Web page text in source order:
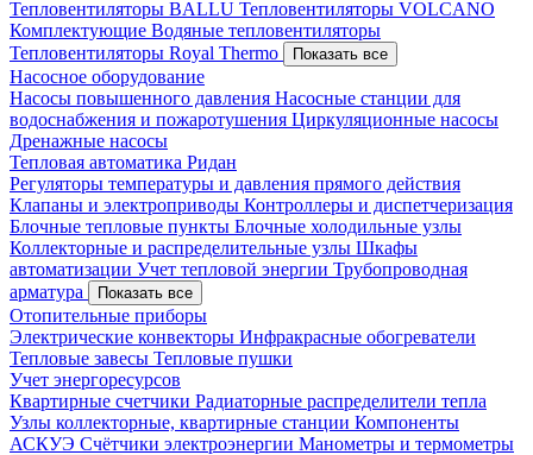
Тепловентиляторы BALLU Тепловентиляторы VOLCANO
Комплектующие Водяные тепловентиляторы
Тепловентиляторы Royal Thermo
Показать все
Насосное оборудование
Насосы повышенного давления Насосные станции для
водоснабжения и пожаротушения Циркуляционные насосы
Дренажные насосы
Тепловая автоматика Ридан
Регуляторы температуры и давления прямого действия
Клапаны и электроприводы Контроллеры и диспетчеризация
Блочные тепловые пункты Блочные холодильные узлы
Коллекторные и распределительные узлы Шкафы
автоматизации Учет тепловой энергии Трубопроводная
арматура
Показать все
Отопительные приборы
Электрические конвекторы Инфракрасные обогреватели
Тепловые завесы Тепловые пушки
Учет энергоресурсов
Квартирные счетчики Радиаторные распределители тепла
Узлы коллекторные, квартирные станции Компоненты
АСКУЭ Счётчики электроэнергии Манометры и термометры